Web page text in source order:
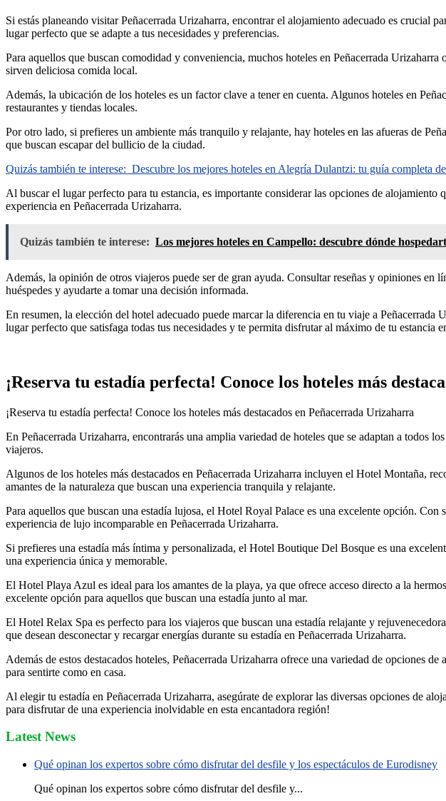
Si estás planeando visitar Peñacerrada Urizaharra, encontrar el alojamiento adecuado es crucial
lugar perfecto que se adapte a tus necesidades y preferencias.
Para aquellos que buscan comodidad y conveniencia, muchos hoteles en Peñacerrada
sirven deliciosa comida local.
Además, la ubicación de los hoteles es un factor clave a tener en cuenta. Algunos hoteles en
restaurantes y tiendas locales.
Por otro lado, si prefieres un ambiente más tranquilo y relajante, hay hoteles en las afueras de
que buscan escapar del bullicio de la ciudad.
Quizás también te interese: Descubre los mejores hoteles en Alegría Dulantzi: tu guía completa
Al buscar el lugar perfecto para tu estancia, es importante considerar las opciones de
experiencia en Peñacerrada Urizaharra.
Quizás también te interese: Los mejores hoteles en Campello: descubre dónde
Además, la opinión de otros viajeros puede ser de gran ayuda. Consultar reseñas y opiniones en
huéspedes y ayudarte a tomar una decisión informada.
En resumen, la elección del hotel adecuado puede marcar la diferencia en tu viaje a
lugar perfecto que satisfaga todas tus necesidades y te permita disfrutar al máximo de tu estancia
¡Reserva tu estadía perfecta! Conoce los hoteles más
¡Reserva tu estadía perfecta! Conoce los hoteles más destacados en Peñacerrada Urizaharra
En Peñacerrada Urizaharra, encontrarás una amplia variedad de hoteles que se adaptan a todos
viajeros.
Algunos de los hoteles más destacados en Peñacerrada Urizaharra incluyen el Hotel Montaña,
amantes de la naturaleza que buscan una experiencia tranquila y relajante.
Para aquellos que buscan una estadía lujosa, el Hotel Royal Palace es una excelente opción.
experiencia de lujo incomparable en Peñacerrada Urizaharra.
Si prefieres una estadía más íntima y personalizada, el Hotel Boutique Del Bosque es una
una experiencia única y memorable.
El Hotel Playa Azul es ideal para los amantes de la playa, ya que ofrece acceso directo a la
excelente opción para aquellos que buscan una estadía junto al mar.
El Hotel Relax Spa es perfecto para los viajeros que buscan una estadía relajante y
que desean desconectar y recargar energías durante su estadía en Peñacerrada Urizaharra.
Además de estos destacados hoteles, Peñacerrada Urizaharra ofrece una variedad de opciones
para sentirte como en casa.
Al elegir tu estadía en Peñacerrada Urizaharra, asegúrate de explorar las diversas opciones de
para disfrutar de una experiencia inolvidable en esta encantadora región!
Latest News
Qué opinan los expertos sobre cómo disfrutar del desfile y los espectáculos de Eurodisney
Qué opinan los expertos sobre cómo disfrutar del desfile y...